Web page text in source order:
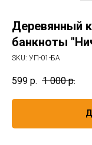
Деревянный
банкноты
SKU: УП-01-БА
599 р. 1 000 р.